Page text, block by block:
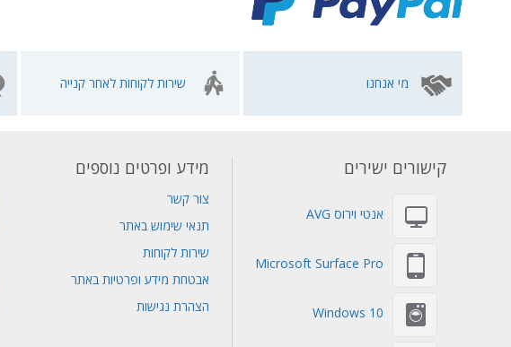
מי אנחנו שירות לקוחות לאחר קנייה
קישורים ישירים
אנטי וירוס AVG
Microsoft Surface Pro
Windows 10
מידע ופרטים נוספים
צור קשר
תנאי שימוש באתר
שירות לקוחות
אבטחת מידע ופרטיות באתר
הצהרת נגישות